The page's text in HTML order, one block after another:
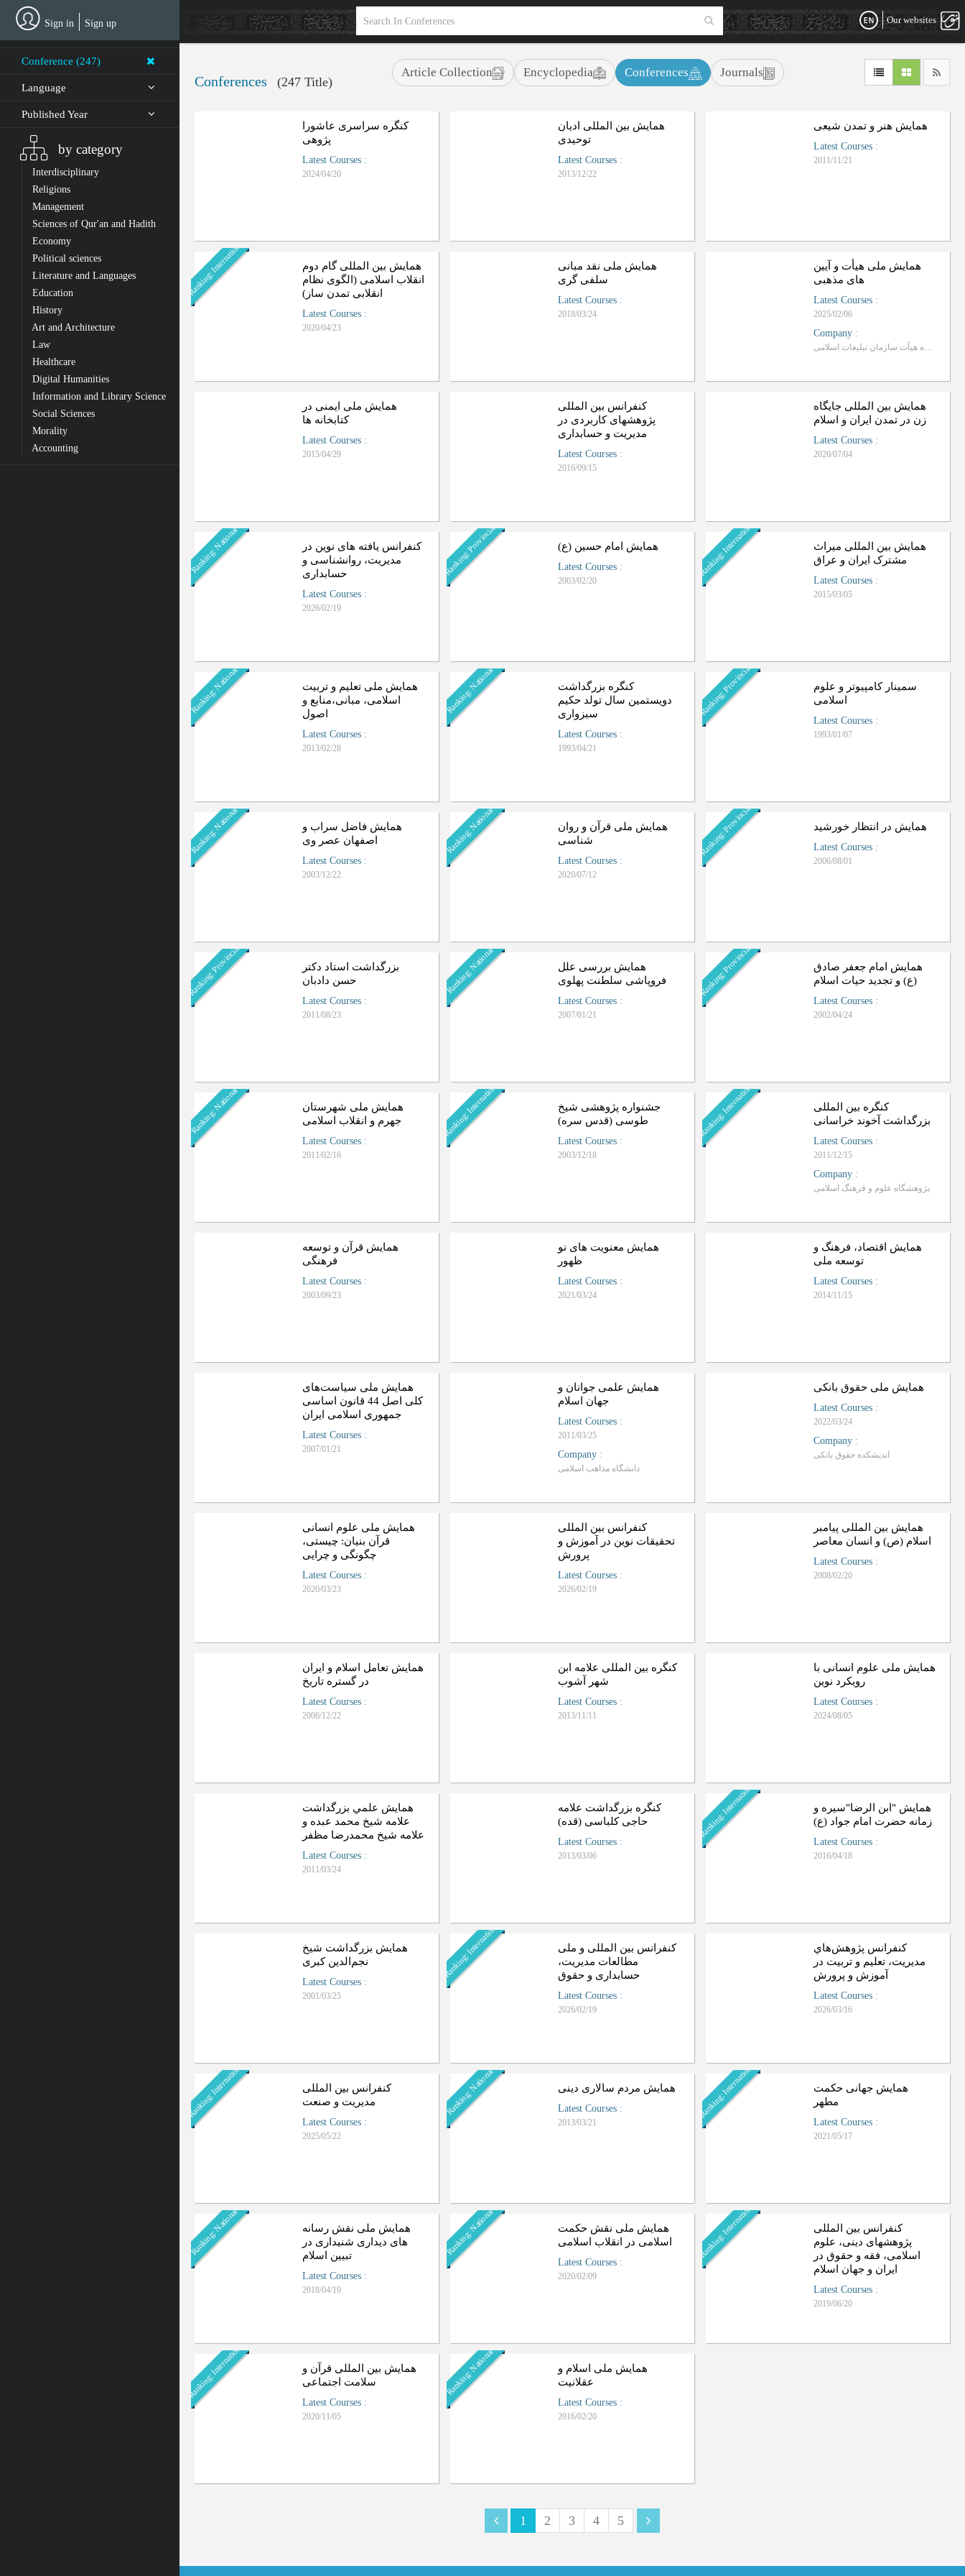
Our websites
Sign in Sign up
Conference (247)
Language
Published Year
by category
Interdisciplinary
Religions
Management
Sciences of Qur'an and Hadith
Economy
Political sciences
Literature and Languages
Education
History
Art and Architecture
Law
Healthcare
Digital Humanities
Information and Library Science
Social Sciences
Morality
Accounting
Conferences (247 Title)
Journals
Conferences
Encyclopedia
Article Collection
کنگره سراسری عاشورا
پژوهی
Latest Courses :
2024/04/20
همایش بین المللی ادیان
توحیدی
Latest Courses :
2013/12/22
همایش هنر و تمدن شیعی
Latest Courses :
2011/11/21
Ranking: International
همایش بین المللی گام دوم
انقلاب اسلامی (الگوی نظام
انقلابی تمدن ساز)
Latest Courses :
2020/04/23
همایش ملی نقد مبانی
سلفی گری
Latest Courses :
2018/03/24
همایش ملی هیأت و آیین
های مذهبی
Latest Courses :
2025/02/06
Company :
اندیشکده هیأت سازمان تبلیغات اسلامی
همایش ملی ایمنی در
کتابخانه ها
Latest Courses :
2015/04/29
کنفرانس بین المللی
پژوهشهای کاربردی در
مدیریت و حسابداری
Latest Courses :
2016/09/15
همایش بین المللی جایگاه
زن در تمدن ایران و اسلام
Latest Courses :
2020/07/04
Ranking: National
کنفرانس یافته های نوین در
مدیریت، روانشناسی و
حسابداری
Latest Courses :
2026/02/19
Ranking: Provincial همایش امام حسین (ع)
Latest Courses :
2003/02/20
Ranking: International
همایش بین المللی میراث‌
Latest Courses :
2015/03/05
Ranking: National
همایش ملی تعلیم و تربیت
اسلامی، مبانی،‌منابع و
اصول
Latest Courses :
2013/02/28
Ranking: National
کنگره بزرگداشت
دویستمین سال تولد حکیم
سبزواری
Latest Courses :
1993/04/21
Ranking: Provincial
سمینار کامپیوتر و علوم
اسلامی
Latest Courses :
1993/01/07
Ranking: National
همایش فاضل سراب و
اصفهان عصر وی
Latest Courses :
2003/12/22
Ranking: National
همایش ملی قرآن و روان
شناسی
Latest Courses :
2020/07/12
Ranking: Provincial همایش در انتظار خورشید
Latest Courses :
2006/08/01
Ranking: Provincial
بزرگداشت استاد دکتر
حسن دادبان
Latest Courses :
2011/08/23
Ranking: National
همایش بررسی علل
فروپاشی سلطنت پهلوی
Latest Courses :
2007/01/21
Ranking: Provincial
همایش امام جعفر صادق
(ع) و تجدید حیات اسلام
Latest Courses :
2002/04/24
Ranking: National
همایش ملی شهرستان
جهرم و انقلاب اسلامی
Latest Courses :
2011/02/16
Ranking: International
جشنواره پژوهشی شیخ
طوسی (قدس سره)
Latest Courses :
2003/12/18
Ranking: International
کنگره بین المللی
بزرگداشت آخوند خراسانی
Latest Courses :
2011/12/15
Company :
پژوهشگاه علوم و فرهنگ اسلامی
همایش قرآن و توسعه
فرهنگی
Latest Courses :
2003/09/23
همایش معنویت‌ های نو
ظهور
Latest Courses :
2021/03/24
همایش اقتصاد، فرهنگ و
توسعه ملی
Latest Courses :
2014/11/15
همایش ملی سیاست‌های
کلی اصل 44 قانون اساسی
جمهوری اسلامی ایران
Latest Courses :
2007/01/21
همایش علمی جوانان و
جهان اسلام
Latest Courses :
2011/03/25
Company :
دانشگاه مذاهب اسلامی
همایش ملی حقوق بانکی
Latest Courses :
2022/03/24
Company :
اندیشکده حقوق بانکی
همایش ملی علوم انسانی
قرآن بنیان: چیستی،
چگونگی و چرایی
Latest Courses :
2020/03/23
کنفرانس بین المللی
تحقیقات نوین در آموزش و
پرورش
Latest Courses :
2026/02/19
همایش بین المللی پیامبر
اسلام (ص) و انسان معاصر
Latest Courses :
2008/02/20
همایش تعامل اسلام و ايران
در گستره تاريخ
Latest Courses :
2006/12/22
کنگره بین المللی علامه ابن
شهر آشوب
Latest Courses :
2013/11/11
همایش ملی علوم انسانی با
رویکرد نوین
Latest Courses :
2024/08/05
همايش علمي بزرگداشت
علامه شيخ محمد عبده و
علامه شيخ محمدرضا مظفر
Latest Courses :
2011/03/24
کنگره بزرگداشت علامه
حاجی کلباسی (قده)
Latest Courses :
2013/03/06
Ranking: International
همایش "ابن الرضا"سیره و
زمانه حضرت امام جواد (ع)
Latest Courses :
2016/04/18
همایش بزرگداشت شیخ
نجم‌الدین کبری
Latest Courses :
2001/03/25
Ranking: International
کنفرانس بین المللی و ملی
مطالعات مدیریت،
حسابداری و حقوق
Latest Courses :
2026/02/19
كنفرانس پژوهش‌هاي
مديريت، تعلیم و تربیت در
آموزش و پرورش
Latest Courses :
2026/03/16
Ranking: International
کنفرانس بین المللی
مدیریت و صنعت
Latest Courses :
2025/05/22
Ranking: National همایش مردم سالاری دینی
Latest Courses :
2013/03/21
Ranking: International
همایش جهانی حکمت
مطهر
Latest Courses :
2021/05/17
Ranking: National
همایش ملی نقش رسانه
های دیداری شنیداری در
تبیین اسلام
Latest Courses :
2018/04/19
Ranking: National
همایش ملی نقش حکمت
اسلامی در انقلاب اسلامی
Latest Courses :
2020/02/09
Ranking: International
کنفرانس بین المللی
پژوهشهای دینی، علوم
اسلامی، فقه و حقوق در
ایران و جهان اسلام
Latest Courses :
2019/06/20
Ranking: International
همایش بین المللی قرآن و
سلامت اجتماعی
Latest Courses :
2020/11/05
Ranking: National
همایش ملی اسلام و
عقلانیت
Latest Courses :
2016/02/20
1 2 3 4 5